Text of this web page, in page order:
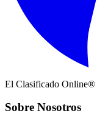
El Clasificado Online®
Sobre Nosotros